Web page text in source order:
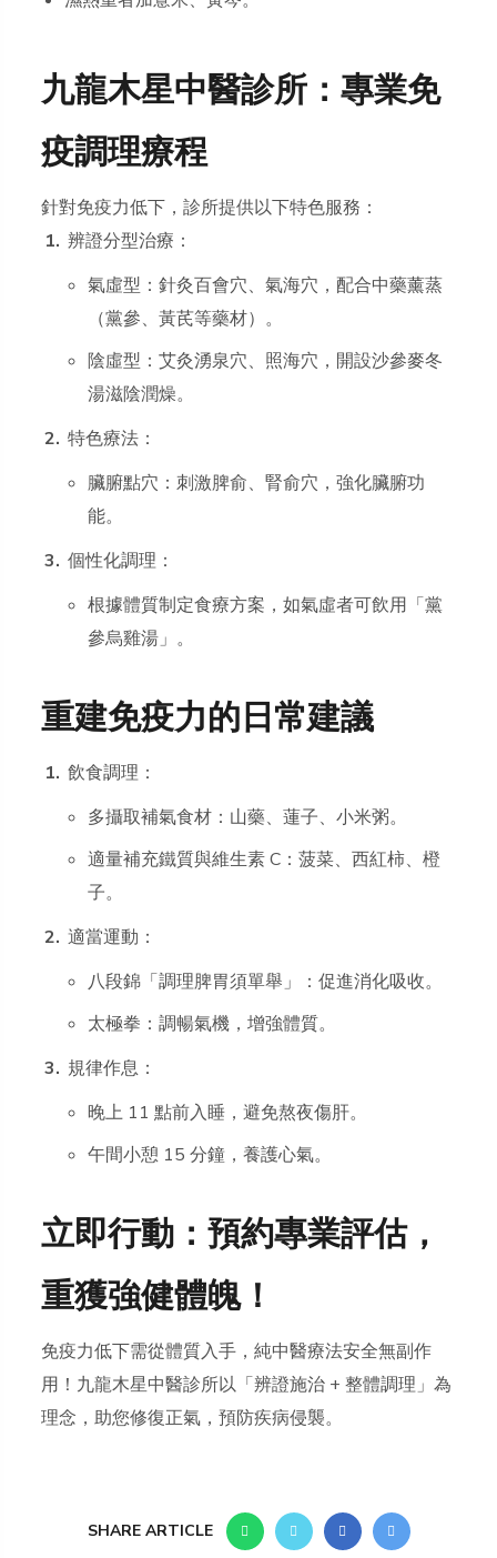
九龍木星中醫診所：專業免
疫調理療程
針對免疫力低下，診所提供以下特色服務：
辨證分型治療：
氣虛型：針灸百會穴、氣海穴，配合中藥薰蒸
（黨參、黃芪等藥材）。
陰虛型：艾灸湧泉穴、照海穴，開設沙參麥冬
湯滋陰潤燥。
特色療法：
臟腑點穴：刺激脾俞、腎俞穴，強化臟腑功
能。
個性化調理：
根據體質制定食療方案，如氣虛者可飲用「黨
參烏雞湯」。
重建免疫力的日常建議
飲食調理：
多攝取補氣食材：山藥、蓮子、小米粥。
適量補充鐵質與維生素 C：菠菜、西紅柿、橙
子。
適當運動：
八段錦「調理脾胃須單舉」：促進消化吸收。
太極拳：調暢氣機，增強體質。
規律作息：
晚上 11 點前入睡，避免熬夜傷肝。
午間小憩 15 分鐘，養護心氣。
立即行動：預約專業評估，
重獲強健體魄！
免疫力低下需從體質入手，純中醫療法安全無副作
用！九龍木星中醫診所以「辨證施治 + 整體調理」為
理念，助您修復正氣，預防疾病侵襲。
SHARE ARTICLE